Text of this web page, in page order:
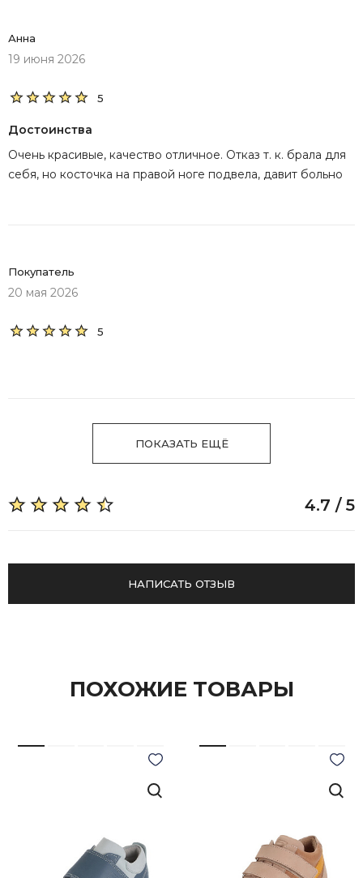
Анна
19 июня 2026
5
Достоинства
Очень красивые, качество отличное. Отказ т. к. брала для
себя, но косточка на правой ноге подвела, давит больно
Покупатель
20 мая 2026
5
ПОКАЗАТЬ ЕЩЁ
4.7 / 5
НАПИСАТЬ ОТЗЫВ
ПОХОЖИЕ ТОВАРЫ